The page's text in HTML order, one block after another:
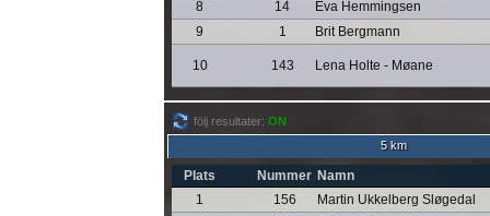
8
14
Eva Hemmingsen
9
1 Brit Bergmann
10 143 Lena Holte - Møane
följ resultater: ON
5 km
Plats Nummer Namn
1
156
Martin Ukkelberg Sløgedal